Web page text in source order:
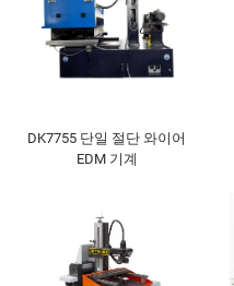
DK7755 단일 절단 와이어
EDM 기계